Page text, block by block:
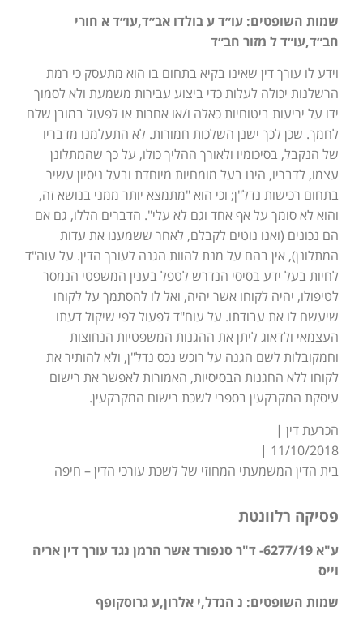
שמות השופטים: עו״ד ע בולדו אב״ד,עו״ד א חורי
חב״ד,עו״ד ל מזור חב״ד
וידע לו עורך דין שאינו בקיא בתחום בו הוא מתעסק כי רמת
הרשלנות יכולה לעלות כדי ביצוע עבירות משמעת ולא לסמוך
ידו על יריעות ביטוחיות כאלה ו/או אחרות או לפעול במובן שלח
לחמך. שכן לכך ישנן השלכות חמורות. לא התעלמנו מדבריו
של הנקבל, בסיכומיו ולאורך ההליך כולו, על כך שהמתלונן
עצמו, לדבריו, הינו בעל מומחיות מיוחדת ובעל ניסיון עשיר
בתחום רכישות נדל"ן; וכי הוא "מתמצא יותר ממני בנושא זה,
והוא לא סומך על אף אחד וגם לא עלי". הדברים הללו, גם אם
הם נכונים (ואנו נוטים לקבלם, לאחר ששמענו את עדות
המתלונן), אין בהם על מנת להוות הגנה לעורך הדין. על עוה"ד
לחיות בעל ידע בסיסי הנדרש לטפל בענין המשפטי הנמסר
לטיפולו, יהיה לקוחו אשר יהיה, ואל לו להסתמך על לקוחו
שיעשח לו את עבודתו. על עוח"ד לפעול לפי שיקול דעתו
העצמאי ולדאוג ליתן את ההגנות המשפטיות הנחוצות
וחמקובלות לשם הגנה על רוכש נכס נדל"ן, ולא להותיר את
לקוחו ללא החגנות הבסיסיות, האמורות לאפשר את רישום
עיסקת המקרקעין בספרי לשכת רישום המקרקעין.
הכרעת דין |
11/10/2018 |
בית הדין המשמעתי המחוזי של לשכת עורכי הדין – חיפה
פסיקה רלוונטת
ע"א 6277/19- ד"ר סנפורד אשר הרמן נגד עורך דין אריה
וייס
שמות השופטים: נ הנדל,י אלרון,ע גרוסקופף